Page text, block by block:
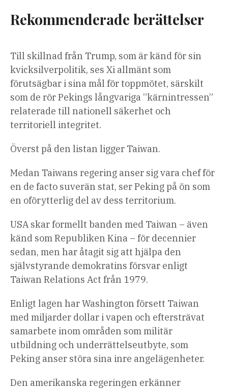
Rekommenderade berättelser
med
4
artiklar
av
listan
Till skillnad från Trump, som är känd för sin
kvicksilverpolitik, ses Xi allmänt som
förutsägbar i sina mål för toppmötet, särskilt
som de rör Pekings långvariga ”kärnintressen”
relaterade till nationell säkerhet och
territoriell integritet.
Överst på den listan ligger Taiwan.
Medan Taiwans regering anser sig vara chef för
en de facto suverän stat, ser Peking på ön som
en oförytterlig del av dess territorium.
USA skar formellt banden med Taiwan – även
känd som Republiken Kina – för decennier
sedan, men har åtagit sig att hjälpa den
självstyrande demokratins försvar enligt
Taiwan Relations Act från 1979.
Enligt lagen har Washington försett Taiwan
med miljarder dollar i vapen och eftersträvat
samarbete inom områden som militär
utbildning och underrättelseutbyte, som
Peking anser störa sina inre angelägenheter.
Den amerikanska regeringen erkänner